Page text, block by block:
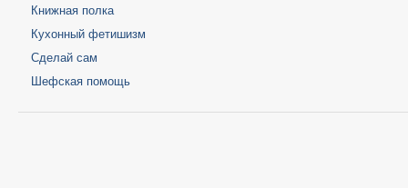
Книжная полка
Кухонный фетишизм
Сделай сам
Шефская помощь